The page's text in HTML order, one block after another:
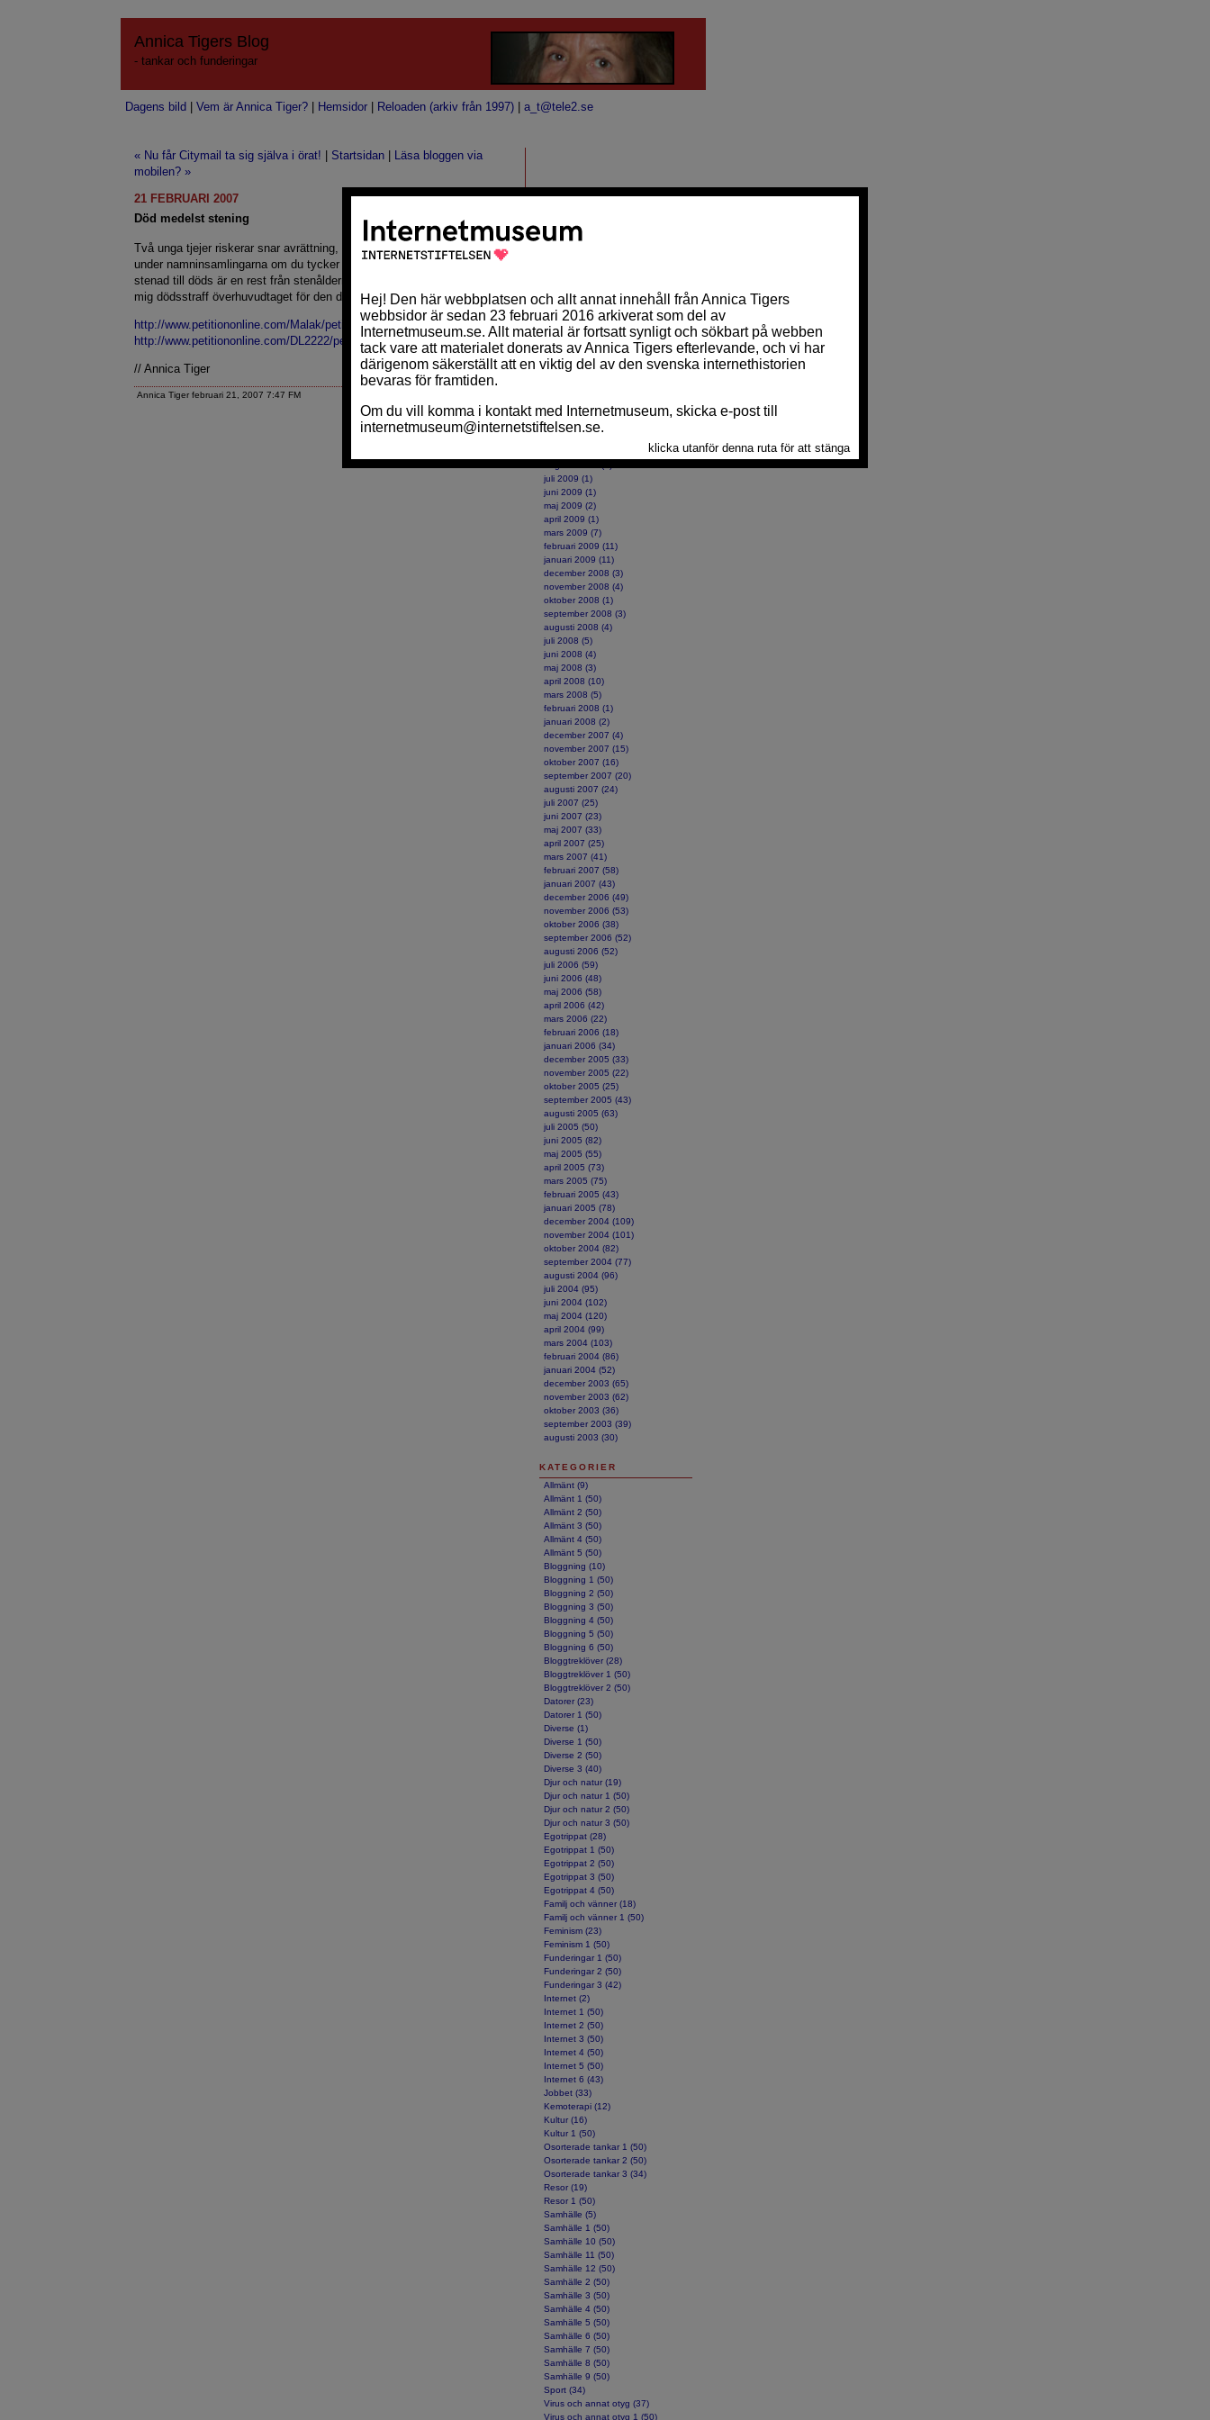
Annica Tigers Blog
- tankar och funderingar
Dagens bild |Vem är Annica Tiger? Hemsidor Reloaden (arkiv från 1997) |a_t@tele2.se
« Nu får Citymail ta sig själva i örat! Startsidan
Läsa bloggen via
mobilen? »
21 FEBRUARI 2007
Död medelst stening
Två unga tjejer riskerar snar avrättning, medelst stening i Iran. Skriv
under namninsamlingarna om du tycker detta är barbariskt. Att bli
stenad till döds är en rest från stenåldern i mina ögon. Jag motsätter
mig dödsstraff överhuvudtaget för den delen.
http://www.petitiononline.com/Malak/petition.html
http://www.petitiononline.com/DL2222/petition.html
// Annica Tiger
Annica Tiger februari 21, 2007 7:47 FM
september 2010 (10)
augusti 2010 (2)
juli 2010 (1)
maj 2010 (1)
april 2010 (5)
mars 2010 (11)
december 2009 (8)
november 2009 (5)
juli 2009 (1)
juni 2009 (1)
maj 2009 (2)
april 2009 (1)
mars 2009 (7)
februari 2009 (11)
januari 2009 (11)
december 2008 (3)
november 2008 (4)
oktober 2008 (1)
september 2008 (3)
augusti 2008 (4)
juli 2008 (5)
juni 2008 (4)
maj 2008 (3)
april 2008 (10)
mars 2008 (5)
februari 2008 (1)
januari 2008 (2)
december 2007 (4)
november 2007 (15)
oktober 2007 (16)
september 2007 (20)
augusti 2007 (24)
juli 2007 (25)
juni 2007 (23)
maj 2007 (33)
april 2007 (25)
mars 2007 (41)
februari 2007 (58)
januari 2007 (43)
december 2006 (49)
november 2006 (53)
oktober 2006 (38)
september 2006 (52)
augusti 2006 (52)
juli 2006 (59)
juni 2006 (48)
maj 2006 (58)
april 2006 (42)
mars 2006 (22)
februari 2006 (18)
januari 2006 (34)
december 2005 (33)
november 2005 (22)
oktober 2005 (25)
september 2005 (43)
augusti 2005 (63)
juli 2005 (50)
juni 2005 (82)
maj 2005 (55)
april 2005 (73)
mars 2005 (75)
februari 2005 (43)
januari 2005 (78)
december 2004 (109)
november 2004 (101)
oktober 2004 (82)
september 2004 (77)
augusti 2004 (96)
juli 2004 (95)
juni 2004 (102)
maj 2004 (120)
april 2004 (99)
mars 2004 (103)
februari 2004 (86)
januari 2004 (52)
december 2003 (65)
november 2003 (62)
oktober 2003 (36)
september 2003 (39)
augusti 2003 (30)
KATEGORIER
Allmänt (9)
Allmänt 1 (50)
Allmänt 2 (50)
Allmänt 3 (50)
Allmänt 4 (50)
Allmänt 5 (50)
Bloggning (10)
Bloggning 1 (50)
Bloggning 2 (50)
Bloggning 3 (50)
Bloggning 4 (50)
Bloggning 5 (50)
Bloggning 6 (50)
Bloggtreklöver (28)
Bloggtreklöver 1 (50)
Bloggtreklöver 2 (50)
Datorer (23)
Datorer 1 (50)
Diverse (1)
Diverse 1 (50)
Diverse 2 (50)
Diverse 3 (40)
Djur och natur (19)
Djur och natur 1 (50)
Djur och natur 2 (50)
Djur och natur 3 (50)
Egotrippat (28)
Egotrippat 1 (50)
Egotrippat 2 (50)
Egotrippat 3 (50)
Egotrippat 4 (50)
Familj och vänner (18)
Familj och vänner 1 (50)
Feminism (23)
Feminism 1 (50)
Funderingar 1 (50)
Funderingar 2 (50)
Funderingar 3 (42)
Internet (2)
Internet 1 (50)
Internet 2 (50)
Internet 3 (50)
Internet 4 (50)
Internet 5 (50)
Internet 6 (43)
Jobbet (33)
Kemoterapi (12)
Kultur (16)
Kultur 1 (50)
Osorterade tankar 1 (50)
Osorterade tankar 2 (50)
Osorterade tankar 3 (34)
Resor (19)
Resor 1 (50)
Samhälle (5)
Samhälle 1 (50)
Samhälle 10 (50)
Samhälle 11 (50)
Samhälle 12 (50)
Samhälle 2 (50)
Samhälle 3 (50)
Samhälle 4 (50)
Samhälle 5 (50)
Samhälle 6 (50)
Samhälle 7 (50)
Samhälle 8 (50)
Samhälle 9 (50)
Sport (34)
Virus och annat otyg (37)
Virus och annat otyg 1 (50)